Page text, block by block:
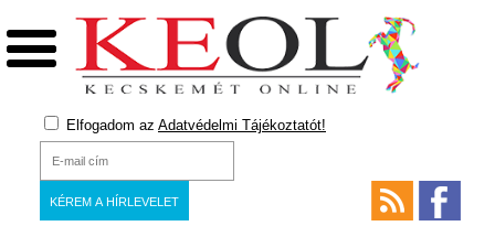
Elfogadom az Adatvédelmi Tájékoztatót!